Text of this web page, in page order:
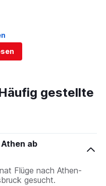
gestellte
ab
Flüge nach Athen-
gesucht.